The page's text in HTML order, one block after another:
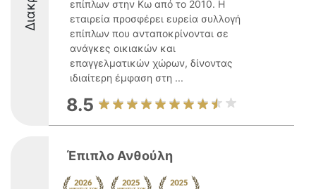
επίπλων στην Κω από το 2010. Η
εταιρεία προσφέρει ευρεία συλλογή
επίπλων που ανταποκρίνονται σε
ανάγκες οικιακών και
επαγγελματικών χώρων, δίνοντας
ιδιαίτερη έμφαση στη ...
8.5
Έπιπλο Ανθούλη